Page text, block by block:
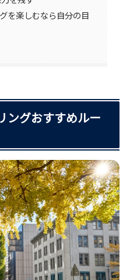
を楽しむなら自分の目
ングおすすめルー